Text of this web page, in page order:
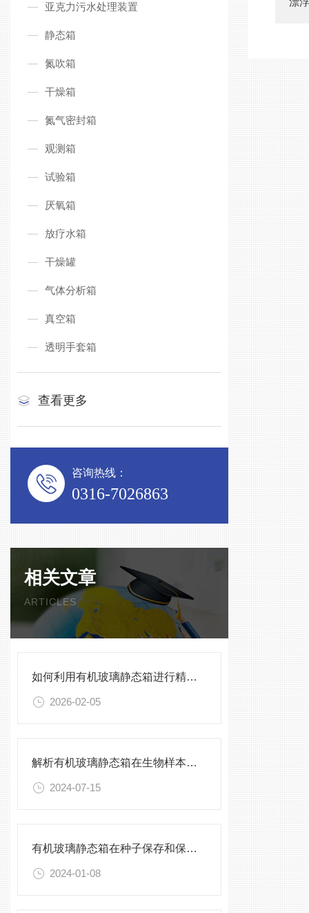
亚克力污水处理装置
静态箱
氮吹箱
干燥箱
氮气密封箱
观测箱
试验箱
厌氧箱
放疗水箱
干燥罐
气体分析箱
真空箱
透明手套箱
查看更多
咨询热线：
0316-7026863
相关文章
ARTICLES
如何利用有机玻璃静态箱进行精确的环境模拟观测？
2026-02-05
解析有机玻璃静态箱在生物样本保存中的优势
2024-07-15
有机玻璃静态箱在种子保存和保护中的作用分析
2024-01-08